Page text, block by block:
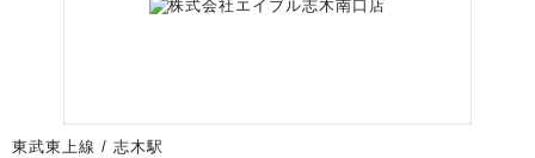
東武東上線 / 志木駅